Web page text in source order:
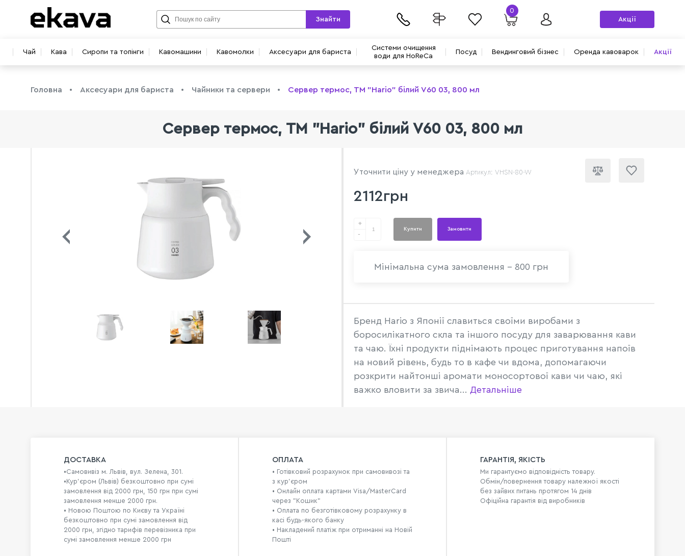
Чай Кава Сиропи та топінги Кавомашини Кавомолки Аксесуари для бариста
Системи очищення
води для HoReCa
Посуд Вендинговий бізнес Оренда кавоварок Акції
Знайти
0
Акції
Головна Аксесуари для бариста Чайники та сервери Сервер термос, ТМ "Hario" білий V60 03, 800 мл
Сервер термос, ТМ "Hario" білий V60 03, 800 мл
Уточнити ціну у менеджера Артикул: VHSN-80-W
2112грн
+
-
Купити Замовити
Мінімальна сума замовлення - 800 грн
Бренд Hario з Японії славиться своїми виробами з
боросилікатного скла та іншого посуду для заварювання кави
та чаю. Їхні продукти піднімають процес приготування напоїв
на новий рівень, будь то в кафе чи вдома, допомагаючи
розкрити найтонші аромати моносортової кави чи чаю, які
важко вловити за звича... Детальніше
ДОСТАВКА
•Самовивіз м. Львів, вул. Зелена, 301.
•Кур'єром (Львів) безкоштовно при сумі
замовлення від 2000 грн, 150 грн при сумі
замовлення менше 2000 грн.
• Новою Поштою по Києву та Україні
безкоштовно при сумі замовлення від
2000 грн, згідно тарифів перевізника при
сумі замовлення менше 2000 грн
ОПЛАТА
• Готівковий розрахунок при самовивозі та
з кур’єром
• Онлайн оплата картами Visa/MasterCard
через "Кошик"
• Оплата по безготівковому розрахунку в
касі будь-якого банку
• Накладений платіж при отриманні на Новій
Пошті
ГАРАНТІЯ, ЯКІСТЬ
Ми гарантуємо відповідність товару.
Обмін/повернення товару належної якості
без зайвих питань протягом 14 днів
Офіційна гарантія від виробників